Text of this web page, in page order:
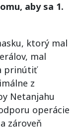
aby sa 1.
ktorý mal
mal
prinútiť
z
Netanjahu
operácie
zároveň